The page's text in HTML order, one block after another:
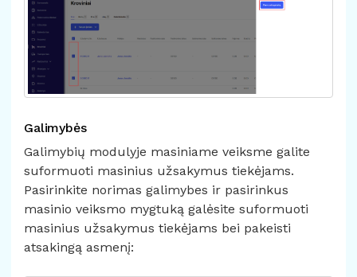
Galimybės
Galimybių modulyje masiniame veiksme galite
suformuoti masinius užsakymus tiekėjams.
Pasirinkite norimas galimybes ir pasirinkus
masinio veiksmo mygtuką galėsite suformuoti
masinius užsakymus tiekėjams bei pakeisti
atsakingą asmenį: